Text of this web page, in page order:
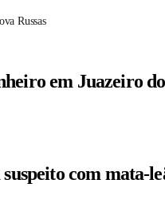
Russas
em Juazeiro
com mata-